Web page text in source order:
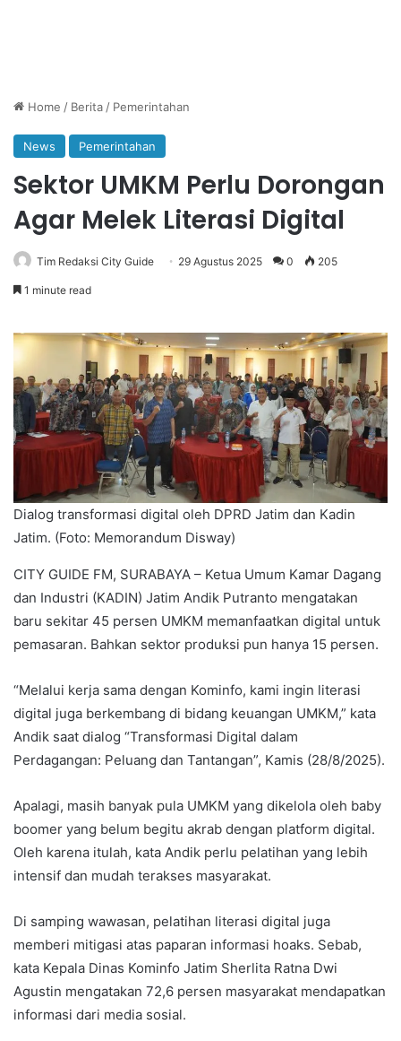
Home / Berita / Pemerintahan
News Pemerintahan
Sektor UMKM Perlu Dorongan
Agar Melek Literasi Digital
Tim Redaksi City Guide 29 Agustus 2025 0 205
1 minute read
Dialog transformasi digital oleh DPRD Jatim dan Kadin
Jatim. (Foto: Memorandum Disway)
CITY GUIDE FM, SURABAYA – Ketua Umum Kamar Dagang
dan Industri (KADIN) Jatim Andik Putranto mengatakan
baru sekitar 45 persen UMKM memanfaatkan digital untuk
pemasaran. Bahkan sektor produksi pun hanya 15 persen.
“Melalui kerja sama dengan Kominfo, kami ingin literasi
digital juga berkembang di bidang keuangan UMKM,” kata
Andik saat dialog “Transformasi Digital dalam
Perdagangan: Peluang dan Tantangan”, Kamis (28/8/2025).
Apalagi, masih banyak pula UMKM yang dikelola oleh baby
boomer yang belum begitu akrab dengan platform digital.
Oleh karena itulah, kata Andik perlu pelatihan yang lebih
intensif dan mudah terakses masyarakat.
Di samping wawasan, pelatihan literasi digital juga
memberi mitigasi atas paparan informasi hoaks. Sebab,
kata Kepala Dinas Kominfo Jatim Sherlita Ratna Dwi
Agustin mengatakan 72,6 persen masyarakat mendapatkan
informasi dari media sosial.